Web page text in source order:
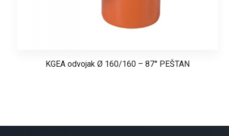
KGEA odvojak Ø 160/160 – 87° PEŠTAN